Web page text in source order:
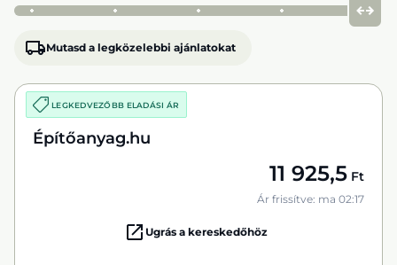
Mutasd a legközelebbi ajánlatokat
LEGKEDVEZŐBB ELADÁSI ÁR
Építőanyag.hu
11 925,5 Ft
Ár frissítve: ma 02:17
Ugrás a kereskedőhöz